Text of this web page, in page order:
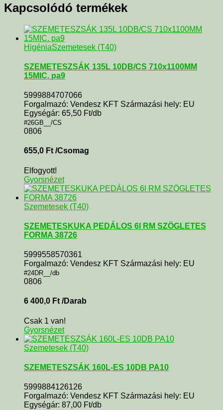
Kapcsolódó termékek
HigéniaSzemetesek (T40)
SZEMETESZSÁK 135L 10DB/CS 710x1100MM
15MIC. pa9
5999884707066
Forgalmazó: Vendesz KFT Származási hely: EU
Egységár: 65,50 Ft/db
#26GB__/CS
0806
655,0 Ft /Csomag
Elfogyott!
Gyorsnézet
Szemetesek (T40)
SZEMETESKUKA PEDÁLOS 6l RM SZÖGLETES
FORMA 38726
5999558570361
Forgalmazó: Vendesz KFT Származási hely: EU
#24DR__/db
0806
6 400,0 Ft /Darab
Csak 1 van!
Gyorsnézet
Szemetesek (T40)
SZEMETESZSÁK 160L-ES 10DB PA10
5999884126126
Forgalmazó: Vendesz KFT Származási hely: EU
Egységár: 87,00 Ft/db